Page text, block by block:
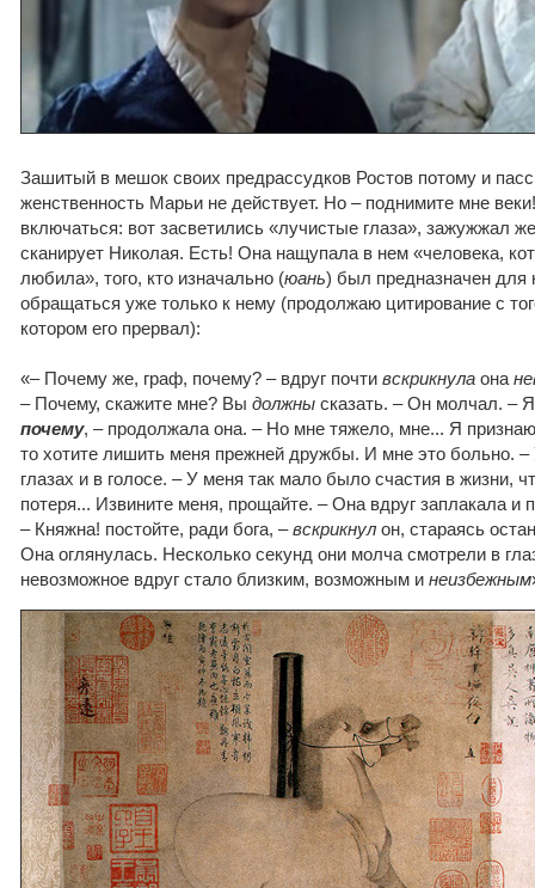
Зашитый в мешок своих предрассудков Ростов потому и
женственность Марьи не действует. Но – поднимите мне
включаться: вот засветились «лучистые глаза», зажужжал
сканирует Николая. Есть! Она нащупала в нем «человека,
любила», того, кто изначально (юань) был предназначен для
обращаться уже только к нему (продолжаю цитирование с
котором его прервал):
«– Почему же, граф, почему? – вдруг почти вскрикнула она
– Почему, скажите мне? Вы должны сказать. – Он молчал. –
почему, – продолжала она. – Но мне тяжело, мне... Я
то хотите лишить меня прежней дружбы. И мне это больно.
глазах и в голосе. – У меня так мало было счастия в жизни,
потеря... Извините меня, прощайте. – Она вдруг заплакала и
– Княжна! постойте, ради бога, –вскрикнул он, стараясь
Она оглянулась. Несколько секунд они молча смотрели в
невозможное вдруг стало близким, возможным и неизбежным